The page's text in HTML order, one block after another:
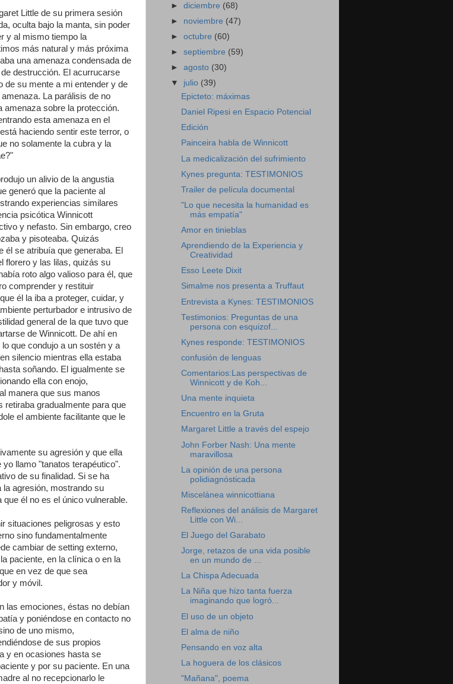
Little de su primera sesión
oculta bajo la manta, sin poder
y al mismo tiempo la
más natural y más próxima
una amenaza condensada de
destrucción. El acurrucarse
de su mente a mi entender y de
La parálisis de no
amenaza sobre la protección.
esta amenaza en el
haciendo sentir este terror, o
no solamente la cubra y la
un alivio de la angustia
generó que la paciente al
experiencias similares
psicótica Winnicott
y nefasto. Sin embargo, creo
y pisoteaba. Quizás
se atribuía que generaba. El
florero y las lilas, quizás su
roto algo valioso para él, que
comprender y restituir
él la iba a proteger, cuidar, y
perturbador e intrusivo de
general de la que tuvo que
de Winnicott. De ahí en
que condujo a un sostén y a
silencio mientras ella estaba
soñando. El igualmente se
ella con enojo,
manera que sus manos
retiraba gradualmente para que
el ambiente facilitante que le
su agresión y que ella
llamo "tanatos terapéutico".
de su finalidad. Si se ha
la agresión, mostrando su
él no es el único vulnerable.
situaciones peligrosas y esto
sino fundamentalmente
cambiar de setting externo,
paciente, en la clínica o en la
en vez de que sea
y móvil.
las emociones, éstas no debían
y poniéndose en contacto no
de uno mismo,
de sus propios
y en ocasiones hasta se
y por su paciente. En una
al no recepcionarlo le
►diciembre (68)
► noviembre (47)
►octubre (60)
►septiembre (59)
►agosto (30)
▼ julio (39)
Epicteto: máximas
Daniel Ripesi en Espacio Potencial
Edición
Painceira habla de Winnicott
La medicalización del sufrimiento
Kynes pregunta: TESTIMONIOS
Trailer de película documental
"Lo que necesita la humanidad es
más empatía"
Amor en tinieblas
Aprendiendo de la Experiencia y
Creatividad
Esso Leete Dixit
Simalme nos presenta a Truffaut
Entrevista a Kynes: TESTIMONIOS
Testimonios: Preguntas de una
persona con esquizof...
Kynes responde: TESTIMONIOS
confusión de lenguas
Comentarios:Las perspectivas de
Winnicott y de Koh...
Una mente inquieta
Encuentro en la Gruta
Margaret Little a través del espejo
John Forber Nash: Una mente
maravillosa
La opinión de una persona
polidiagnósticada
Miscelánea winnicottiana
Reflexiones del análisis de Margaret
Little con Wi...
El Juego del Garabato
Jorge, retazos de una vida posible
en un mundo de ...
La Chispa Adecuada
La Niña que hizo tanta fuerza
imaginando que logró...
El uso de un objeto
El alma de niño
Pensando en voz alta
La hoguera de los clásicos
"Mañana", poema